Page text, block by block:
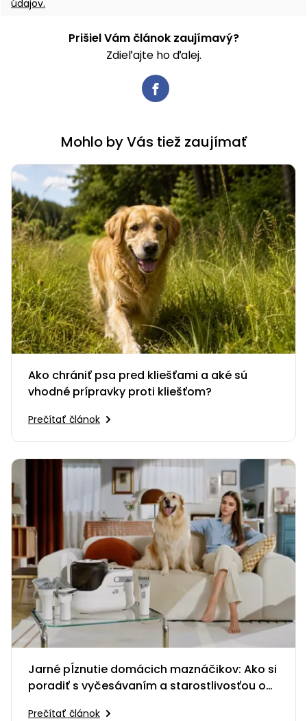
údajov.
Prišiel Vám článok zaujímavý?
Zdieľajte ho ďalej.
Mohlo by Vás tiež zaujímať
Ako chrániť psa pred kliešťami a aké sú
vhodné prípravky proti kliešťom?
Prečítať článok
Jarné pĺznutie domácich maznáčikov: Ako si
poradiť s vyčesávaním a starostlivosťou o
Prečítať článok